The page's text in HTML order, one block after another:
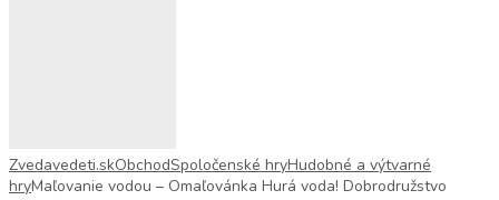
Zvedavedeti.skObchodSpoločenské hryHudobné a výtvarné
hryMaľovanie vodou – Omaľovánka Hurá voda! Dobrodružstvo